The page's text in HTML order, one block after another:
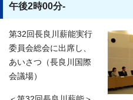
午後2時00分-
第32回長良川薪能実行
委員会総会に出席し、
あいさつ（長良川国際
会議場）